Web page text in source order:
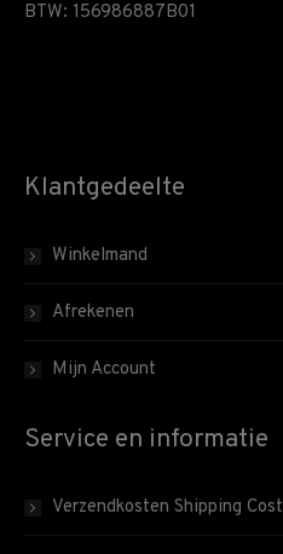
BTW: 156986887B01
Klantgedeelte
Winkelmand
Afrekenen
Mijn Account
Service en informatie
Verzendkosten Shipping Cost